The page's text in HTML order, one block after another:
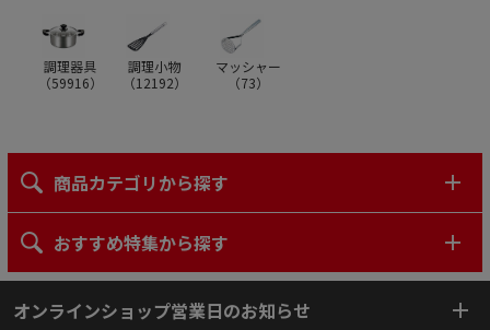
調理器具
（59916）
調理小物
（12192）
マッシャー
（73）
商品カテゴリから探す
おすすめ特集から探す
オンラインショップ営業日のお知らせ